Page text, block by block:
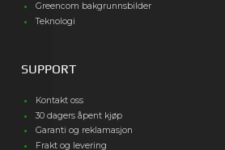
Greencom bakgrunnsbilder
Teknologi
SUPPORT
Kontakt oss
30 dagers åpent kjøp
Garanti og reklamasjon
Frakt og levering